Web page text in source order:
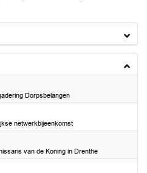
Dorpsbelangen
netwerkbijeenkomst
van de Koning in Drenthe